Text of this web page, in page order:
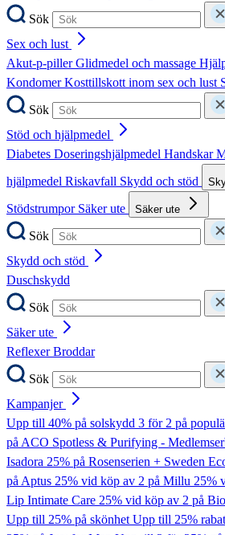
Sök
Sex och lust
Akut-p-pillerGlidmedel och massage
KondomerKosttillskott inom sex och lust
Sök
Stöd och hjälpmedel
Diabetes Doseringshjälpmedel Handskar
hjälpmedel Riskavfall Skydd och stöd
Stödstrumpor Säker ute Säker ute
Sök
Skydd och stöd
Duschskydd
Sök
Säker ute
ReflexerBroddar
Sök
Kampanjer
Upp till 40% på solskydd 3 för 2 på
på ACO Spotless & Purifying -
Isadora 25% på Rosenserien + Sweden
på Aptus 25% vid köp av 2 på Millu 25%
Lip Intimate Care 25% vid köp av 2 på
Upp till 25% på skönhetUpp till 25%